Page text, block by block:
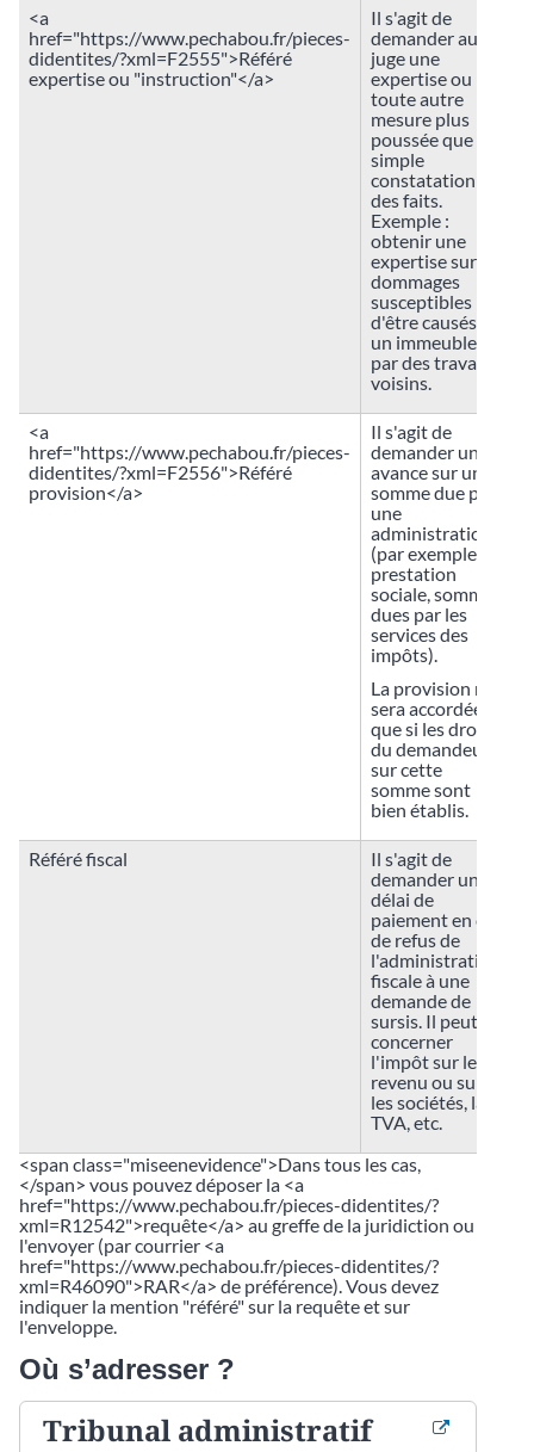
<a
href="https://www.pechabou.fr/pieces-
didentites/?xml=F2555">Référé
expertise ou "instruction"</a>
Il s'agit de
demander au
juge une
expertise ou
toute autre
mesure plus
poussée que la
simple
constatation
des faits.
Exemple :
obtenir une
expertise sur les
dommages
susceptibles
d'être causés à
un immeuble
par des travaux
voisins.
<a
href="https://www.pechabou.fr/pieces-
didentites/?xml=F2556">Référé
provision</a>
Il s'agit de
demander une
avance sur une
somme due par
une
administration
(par exemple,
prestation
sociale, sommes
dues par les
services des
impôts).
La provision ne
sera accordée
que si les droits
du demandeur
sur cette
somme sont
bien établis.
Référé fiscal
Il s'agit de
demander un
délai de
paiement en cas
de refus de
l'administration
fiscale à une
demande de
sursis. Il peut
concerner
l'impôt sur le
revenu ou sur
les sociétés, la
TVA, etc.
<span class="miseenevidence">Dans tous les cas,
</span> vous pouvez déposer la <a
href="https://www.pechabou.fr/pieces-didentites/?
xml=R12542">requête</a> au greffe de la juridiction ou
l'envoyer (par courrier <a
href="https://www.pechabou.fr/pieces-didentites/?
xml=R46090">RAR</a> de préférence). Vous devez
indiquer la mention "référé" sur la requête et sur
l'enveloppe.
Où s’adresser ?
Tribunal administratif